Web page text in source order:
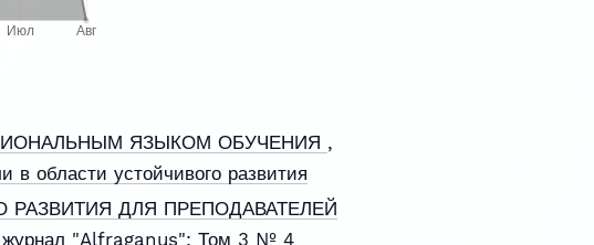
ЯЗЫКОМ ОБУЧЕНИЯ ,
устойчивого развития
ДЛЯ ПРЕПОДАВАТЕЛЕЙ
журнал "Alfraganus": Том 3 № 4